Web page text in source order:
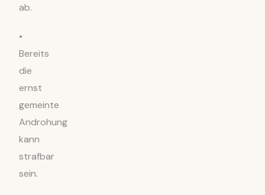
ab.
•
Bereits
die
ernst
gemeinte
Androhung
kann
strafbar
sein.